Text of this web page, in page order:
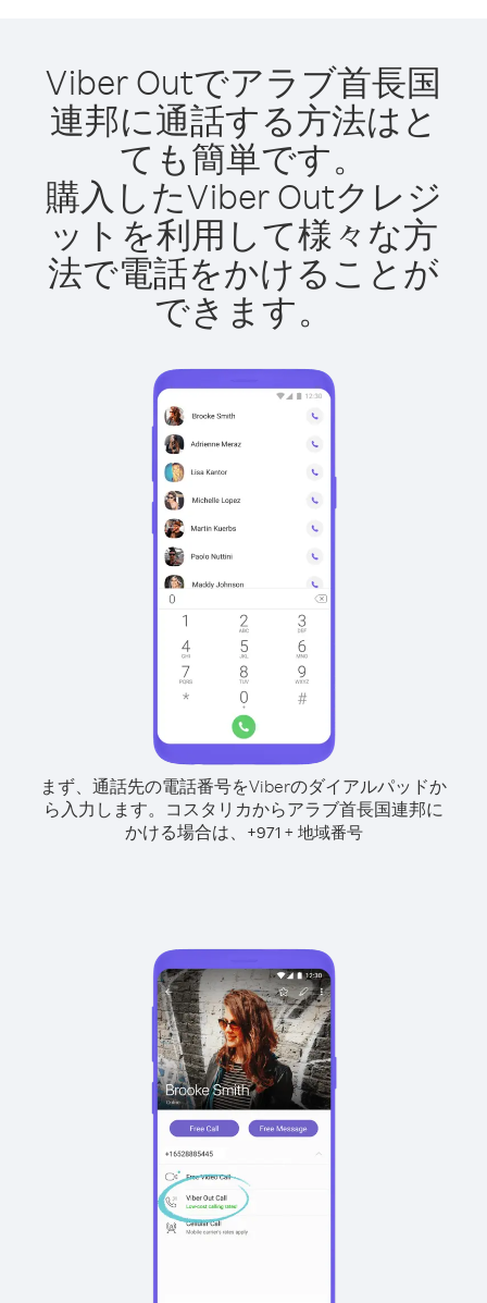
Viber Outでアラブ首長国
連邦に通話する方法はと
ても簡単です。
購入したViber Outクレジ
ットを利用して様々な方
法で電話をかけることが
できます。
まず、通話先の電話番号をViberのダイアルパッドか
ら入力します。 コスタリカからアラブ首長国連邦に
かける場合は、
+971+ 地域番号